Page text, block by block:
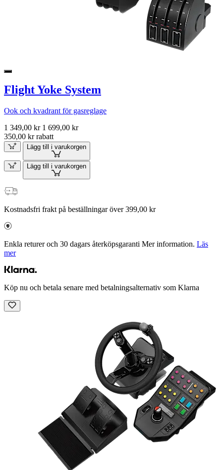
Flight Yoke System
Ook och kvadrant för gasreglage
1 349,00 kr 1 699,00 kr
350,00 kr rabatt
Lägg till i varukorgen
Lägg till i varukorgen
Kostnadsfri frakt på beställningar över 399,00 kr
Enkla returer och 30 dagars återköpsgaranti Mer information. Läs
mer
Köp nu och betala senare med betalningsalternativ som Klarna